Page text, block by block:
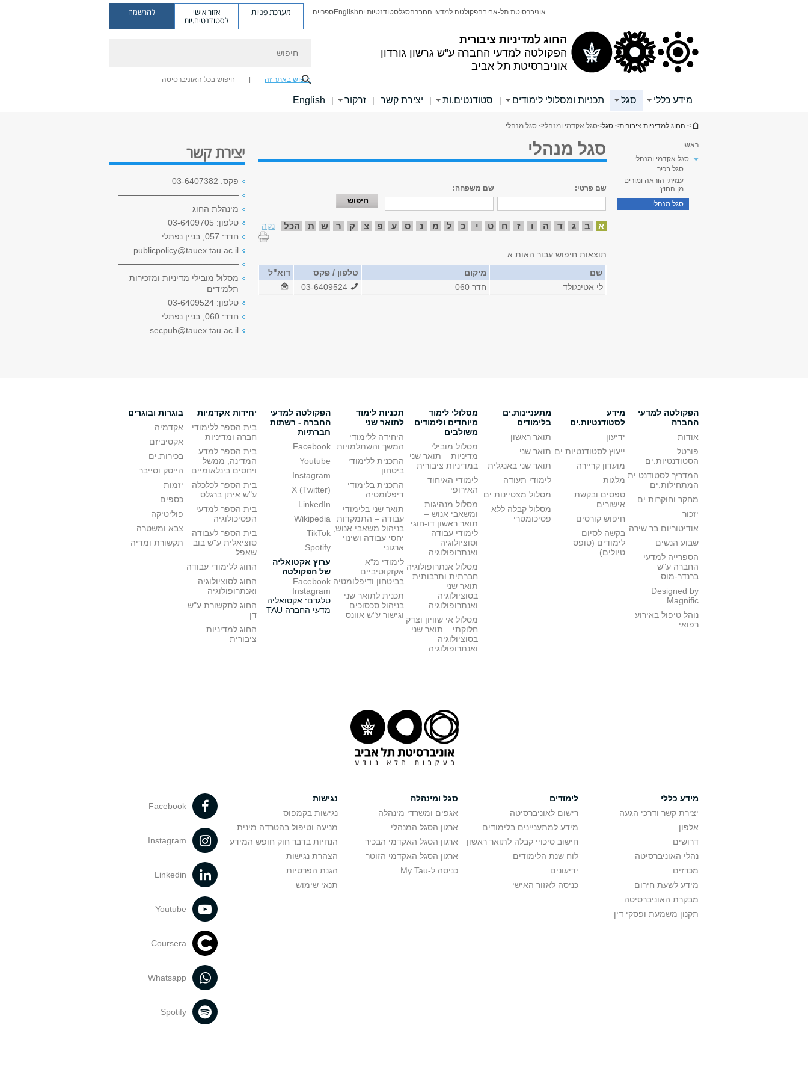
החוג למדיניות ציבורית
הפקולטה למדעי החברה ע"ש גרשון גורדון
אוניברסיטת תל אביב
אוניברסיטת תל-אביבהפקולטה למדעי החברהסגלסטודנטיות.יםEnglishספרייה מערכת פניות אזור אישי
לסטודנטים.יות
להרשמה
חיפוש באתר זה חיפוש בכל האוניברסיטה
מידע כללי סגל תכניות ומסלולי לימודים | סטודנטים.ות | יצירת קשר | זרקור |
English
הינך נמצא כאן
> החוג למדיניות ציבורית> סגל>סגל אקדמי ומנהלי> סגל מנהלי
ראשי
סגל אקדמי ומנהלי
סגל בכיר
עמיתי הוראה ומורים
מן החוץ
סגל מנהלי
סגל מנהלי
שם פרטי: שם משפחה:
א ב ג ד ה ו ז ח ט י כ ל מ נ ס ע פ צ ק ר ש ת הכל נקה
תוצאות חיפוש עבור האות א
שם
מיקום טלפון / פקס
דוא"ל
לי אטינגולד
חדר 060
יצירת קשר
פקס: 03-6407382
────────────────────
מינהלת החוג
טלפון: 03-6409705
חדר: 057, בניין נפתלי
publicpolicy@tauex.tau.ac.il
────────────────────
מסלול מובילי מדיניות ומזכירות
תלמידים
טלפון: 03-6409524
חדר: 060, בניין נפתלי
secpub@tauex.tau.ac.il
הפקולטה למדעי
החברה
אודות
פורטל
הסטודנטיות.ים
המדריך לסטודנט.ית
המתחילות.ים
מחקר וחוקרות.ים
יזכור
אודיטוריום בר שירה
שבוע הנשים
הספרייה למדעי
החברה ע"ש
ברנדר-מוס
Designed by
Magnific
נוהל טיפול באירוע
רפואי
מידע
לסטודנטיות.ים
ידיעון
ייעוץ לסטודנטיות.ים
מועדון קריירה
מלגות
טפסים ובקשת
אישורים
חיפוש קורסים
בקשה לסיום
לימודים (טופס
טיולים)
מתעניינות.ים
בלימודים
תואר ראשון
תואר שני
תואר שני באנגלית
לימודי תעודה
מסלול מצטיינות.ים
מסלול קבלה ללא
פסיכומטרי
מסלולי לימוד
מיוחדים ולימודים
משולבים
מסלול מובילי
מדיניות – תואר שני
במדיניות ציבורית
לימודי האיחוד
האירופי
מסלול מנהיגות
ומשאבי אנוש –
תואר ראשון דו-חוגי
לימודי עבודה
וסוציולוגיה
ואנתרופולוגיה
מסלול אנתרופולוגיה
חברתית ותרבותית –
תואר שני
בסוציולוגיה
ואנתרופולוגיה
מסלול אי שוויון וצדק
חלוקתי – תואר שני
בסוציולוגיה
ואנתרופולוגיה
תכניות לימוד
לתואר שני
היחידה ללימודי
המשך והשתלמויות
התכנית ללימודי
ביטחון
התכנית בלימודי
דיפלומטיה
תואר שני בלימודי
עבודה – התמקדות
בניהול משאבי אנוש,
יחסי עבודה ושינוי
ארגוני
לימודי מ"א
אקזקוטיביים
בביטחון ודיפלומטיה
תכנית לתואר שני
בניהול סכסוכים
וגישור ע"ש אוונס
הפקולטה למדעי
החברה - רשתות
חברתיות
Facebook
Youtube
Instagram
X (Twitter)
LinkedIn
Wikipedia
TikTok
Spotify
ערוץ אקטואליה
של הפקולטה
Facebook
Instagram
טלגרם: אקטואליה
מדעי החברה TAU
יחידות אקדמיות
בית הספר ללימודי
חברה ומדיניות
בית הספר למדע
המדינה, ממשל
ויחסים בינלאומיים
בית הספר לכלכלה
ע"ש איתן ברגלס
בית הספר למדעי
הפסיכולוגיה
בית הספר לעבודה
סוציאלית ע"ש בוב
שאפל
החוג ללימודי עבודה
החוג לסוציולוגיה
ואנתרופולוגיה
החוג לתקשורת ע"ש
דן
החוג למדיניות
ציבורית
בוגרות ובוגרים
אקדמיה
אקטיביזם
בכירות.ים
הייטק וסייבר
יזמות
כספים
פוליטיקה
צבא ומשטרה
תקשורת ומדיה
מידע כללי
יצירת קשר ודרכי הגעה
אלפון
דרושים
נהלי האוניברסיטה
מכרזים
מידע לשעת חירום
מבקרת האוניברסיטה
תקנון משמעת ופסקי דין
לימודים
רישום לאוניברסיטה
מידע למתעניינים בלימודים
חישוב סיכויי קבלה לתואר ראשון
לוח שנת הלימודים
ידיעונים
כניסה לאזור האישי
סגל ומינהלה
אגפים ומשרדי מינהלה
ארגון הסגל המנהלי
ארגון הסגל האקדמי הבכיר
ארגון הסגל האקדמי הזוטר
כניסה ל-My Tau
נגישות
נגישות בקמפוס
מניעה וטיפול בהטרדה מינית
הנחיות בדבר חוק חופש המידע
הצהרת נגישות
הגנת הפרטיות
תנאי שימוש
Facebook
Instagram
Linkedin
Youtube
Coursera
Whatsapp
Spotify